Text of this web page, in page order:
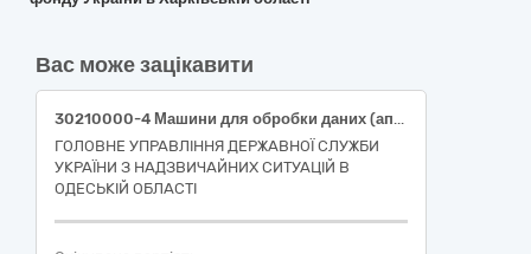
Вас може зацікавити
30210000-4 Машини для обробки даних (апаратна частина)
ГОЛОВНЕ УПРАВЛІННЯ ДЕРЖАВНОЇ СЛУЖБИ
УКРАЇНИ З НАДЗВИЧАЙНИХ СИТУАЦІЙ В
ОДЕСЬКІЙ ОБЛАСТІ